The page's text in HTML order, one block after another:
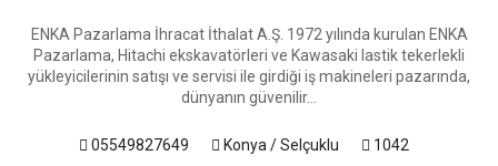
ENKA Pazarlama İhracat İthalat A.Ş. 1972 yılında kurulan ENKA
Pazarlama, Hitachi ekskavatörleri ve Kawasaki lastik tekerlekli
yükleyicilerinin satışı ve servisi ile girdiği iş makineleri pazarında,
dünyanın güvenilir...
05549827649 Konya / Selçuklu 1042